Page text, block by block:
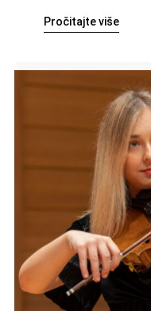
Pročitajte više